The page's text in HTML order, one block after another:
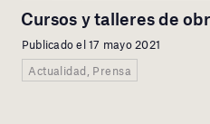
Cursos y talleres de
Publicado el 17 mayo 2021
Actualidad, Prensa